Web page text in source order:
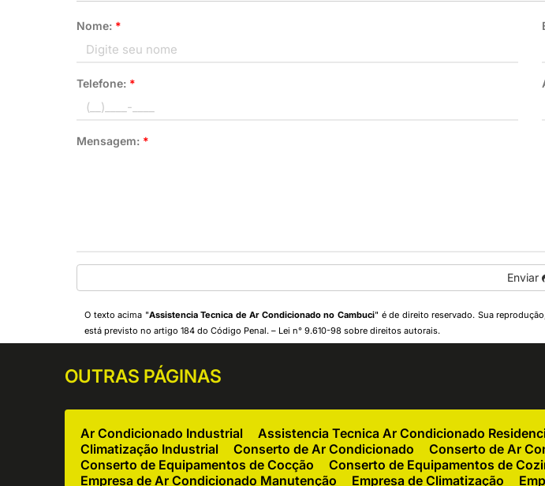
Nome: *
Telefone: *
Mensagem: *
Enviar
O texto acima "Assistencia Tecnica de Ar Condicionado no Cambuci" é de direito reservado. Sua
está previsto no artigo 184 do Código Penal. – Lei n° 9.610-98 sobre direitos autorais.
OUTRAS PÁGINAS
Ar Condicionado Industrial Assistencia Tecnica Ar Condicionado
Climatização Industrial
Conserto de Ar Condicionado Conserto de Ar
Conserto de Equipamentos de Cocção
Conserto de Equipamentos de
Empresa de Ar Condicionado Manutenção
Empresa de Climatização